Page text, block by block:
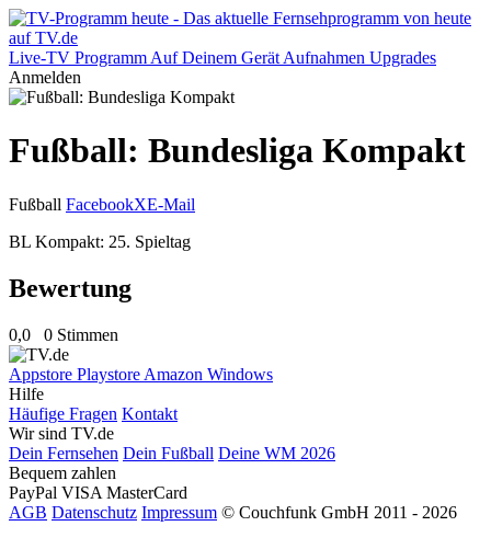
Live-TV Programm Auf Deinem Gerät Aufnahmen Upgrades
Anmelden
Fußball: Bundesliga Kompakt
Fußball FacebookXE-Mail
BL Kompakt: 25. Spieltag
Bewertung
0,0 0 Stimmen
Appstore Playstore Amazon Windows
Hilfe
Häufige Fragen Kontakt
Wir sind TV.de
Dein Fernsehen Dein Fußball Deine WM 2026
Bequem zahlen
PayPal VISA MasterCard
AGB Datenschutz Impressum © Couchfunk GmbH 2011 - 2026